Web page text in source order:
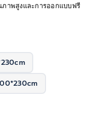
าพสูงและการออกแบบฟรี